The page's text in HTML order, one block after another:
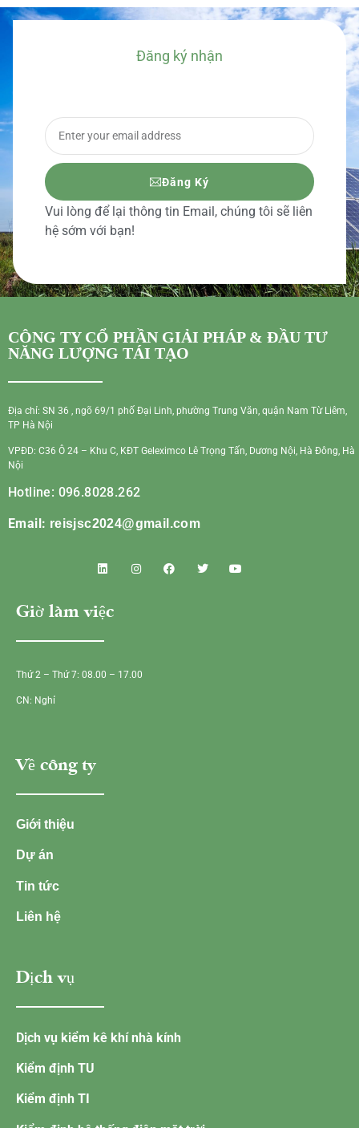
Đăng ký nhận
Đăng Ký
Vui lòng để lại thông tin Email, chúng tôi sẽ liên
hệ sớm với bạn!
CÔNG TY CỔ PHẦN GIẢI PHÁP & ĐẦU TƯ
NĂNG LƯỢNG TÁI TẠO
Địa chỉ: SN 36 , ngõ 69/1 phố Đại Linh, phường Trung Văn, quận Nam Từ Liêm,
TP Hà Nội
VPĐD: C36 Ô 24 – Khu C, KĐT Geleximco Lê Trọng Tấn, Dương Nội, Hà Đông, Hà
Nội
Hotline: 096.8028.262
Email: reisjsc2024@gmail.com
Giờ làm việc
Thứ 2 – Thứ 7: 08.00 – 17.00
CN: Nghỉ
Về công ty
Giới thiệu
Dự án
Tin tức
Liên hệ
Dịch vụ
Dịch vụ kiểm kê khí nhà kính
Kiểm định TU
Kiểm định TI